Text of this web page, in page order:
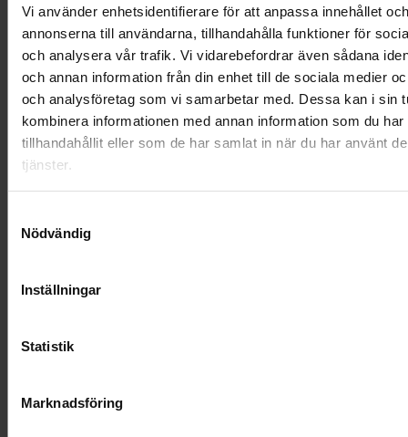
Vi använder enhetsidentifierare för att anpassa innehållet och
annonserna till användarna, tillhandahålla funktioner för
och analysera vår trafik. Vi vidarebefordrar även sådana
och annan information från din enhet till de sociala medier
och analysföretag som vi samarbetar med. Dessa kan i sin
kombinera informationen med annan information som du har
tillhandahållit eller som de har samlat in när du har använt
tjänster.
Nödvändig
Inställningar
Statistik
Marknadsföring
Urndekoration - Morgonljus